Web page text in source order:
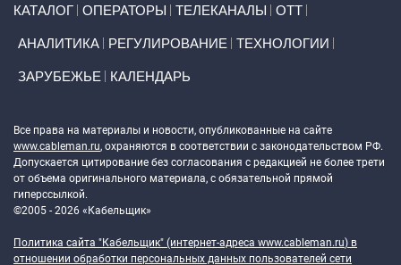
КАТАЛОГ ОПЕРАТОРЫ ТЕЛЕКАНАЛЫ ОТТ
АНАЛИТИКА РЕГУЛИРОВАНИЕ ТЕХНОЛОГИИ
ЗАРУБЕЖЬЕ КАЛЕНДАРЬ
Все права на материалы и новости, опубликованные на сайте
www.cableman.ru, охраняются в соответствии с законодательством РФ.
Допускается цитирование без согласования с редакцией не более трети
от объема оригинального материала, с обязательной прямой
гиперссылкой.
©2005 - 2026 «Кабельщик»
Политика сайта "Кабельщик" (интернет-адреса www.cableman.ru) в
отношении обработки персональных данных пользователей сети